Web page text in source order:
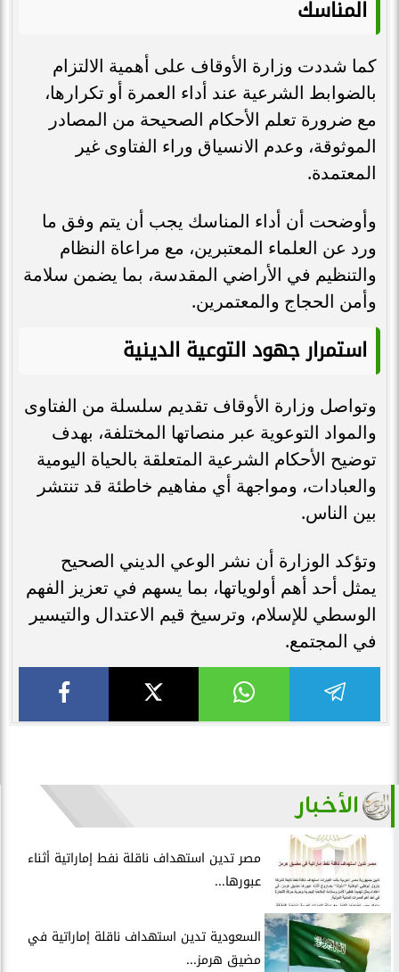
المناسك
كما شددت وزارة الأوقاف على أهمية الالتزام
بالضوابط الشرعية عند أداء العمرة أو تكرارها،
مع ضرورة تعلم الأحكام الصحيحة من المصادر
الموثوقة، وعدم الانسياق وراء الفتاوى غير
المعتمدة.
وأوضحت أن أداء المناسك يجب أن يتم وفق ما
ورد عن العلماء المعتبرين، مع مراعاة النظام
والتنظيم في الأراضي المقدسة، بما يضمن سلامة
وأمن الحجاج والمعتمرين.
استمرار جهود التوعية الدينية
وتواصل وزارة الأوقاف تقديم سلسلة من الفتاوى
والمواد التوعوية عبر منصاتها المختلفة، بهدف
توضيح الأحكام الشرعية المتعلقة بالحياة اليومية
والعبادات، ومواجهة أي مفاهيم خاطئة قد تنتشر
بين الناس.
وتؤكد الوزارة أن نشر الوعي الديني الصحيح
يمثل أحد أهم أولوياتها، بما يسهم في تعزيز الفهم
الوسطي للإسلام، وترسيخ قيم الاعتدال والتيسير
في المجتمع.
الأخبار
مصر تدين استهداف ناقلة نفط إماراتية أثناء
عبورها...
السعودية تدين استهداف ناقلة إماراتية في
مضيق هرمز...